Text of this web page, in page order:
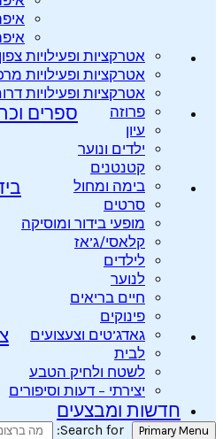
אטרקציות ופעילויות צפון
אטרקציות ופעילויות
אטרקציות ופעילויות
ספרים
פרוזה
עיון
ילדים ונוער
קטנטנים
בימה ומחול
סרטים
מופעי בידור ומוסיקה
קלאסי/ג’אז
לילדים
לנוער
חיים בריאים
פינוקים
גאדג’טים וצעצועים
לבית
לשטח ולחיק הטבע
יצירתי – דעות וסיפורים
חדשות ומבצעים
Search for: Primary Menu